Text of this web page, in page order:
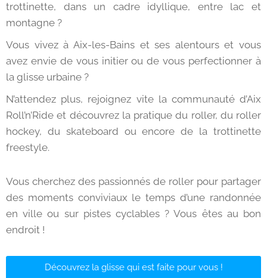
trottinette, dans un cadre idyllique, entre lac et
montagne ?
Vous vivez à Aix-les-Bains et ses alentours et vous
avez envie de vous initier ou de vous perfectionner à
la glisse urbaine ?
N’attendez plus, rejoignez vite la communauté d’Aix
Roll’n’Ride et découvrez la pratique du roller, du roller
hockey, du skateboard ou encore de la trottinette
freestyle.
Vous cherchez des passionnés de roller pour partager
des moments conviviaux le temps d’une randonnée
en ville ou sur pistes cyclables ? Vous êtes au bon
endroit !
Découvrez la glisse qui est faite pour vous !